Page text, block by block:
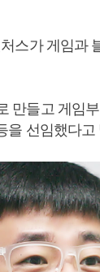
스가 게임과
만들고 게임
을 선임했다고